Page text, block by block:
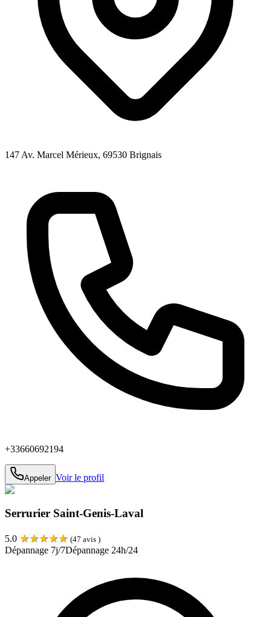
147 Av. Marcel Mérieux, 69530 Brignais
+33660692194
Appeler Voir le profil
Serrurier Saint-Genis-Laval
5.0 ★★★★★ (47 avis )
Dépannage 7j/7Dépannage 24h/24